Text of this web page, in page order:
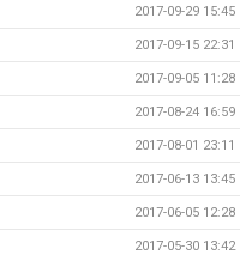
2017-09-29 15:45
2017-09-15 22:31
2017-09-05 11:28
2017-08-24 16:59
2017-08-01 23:11
2017-06-13 13:45
2017-06-05 12:28
2017-05-30 13:42